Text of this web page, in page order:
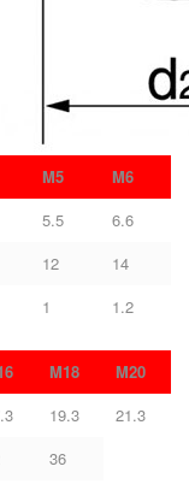
M5
M6
5.5
6.6
12
14
1 1.2
M18
M20
19.3
21.3
36